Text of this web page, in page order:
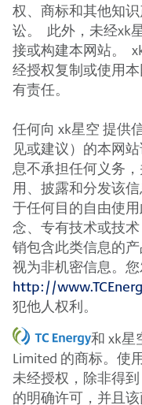
权、商标和其他知
讼。 此外，未经xk
接或构建本网站。
经授权复制或使用
有责任。
任何向 xk星空 提供
见或建议）的本网
息不承担任何义务
用、披露和分发该
于任何目的自由使
念、专有技术或技
销包含此类信息的
视为非机密信息。
http://
犯他人权利。
和 xk星
Limited 的商标。使
未经授权，除非得到
的明确许可，并且